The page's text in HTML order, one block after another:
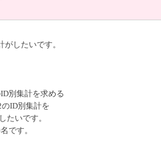
したいです。
集計を求める
ID別集計を
いです。
す。